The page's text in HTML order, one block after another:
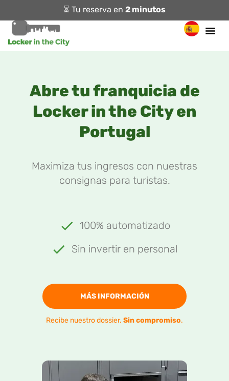
⏳ Tu reserva en 2 minutos
Abre tu franquicia de
Locker in the City en
Portugal
Maximiza tus ingresos con nuestras
consignas para turistas.
100% automatizado
Sin invertir en personal
MÁS INFORMACIÓN
Recibe nuestro dossier. Sin compromiso.